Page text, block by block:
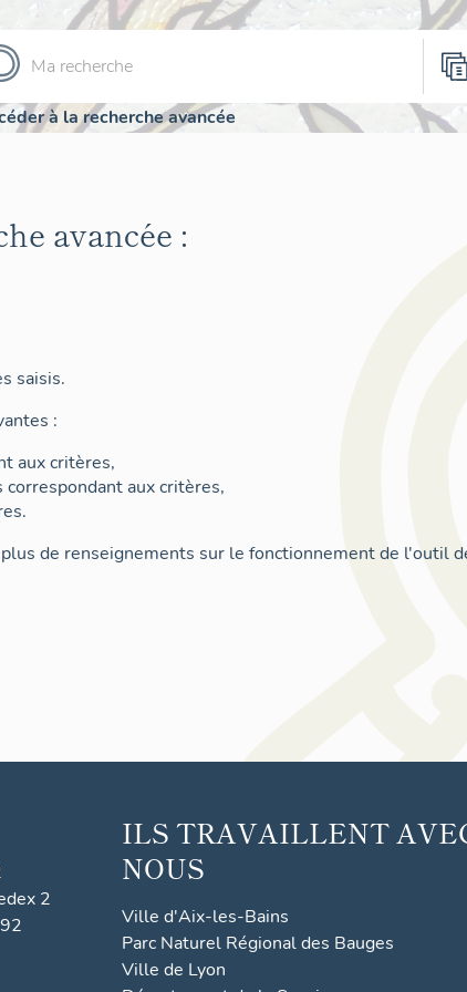
à la recherche avancée
avancée :
saisis.
:
aux critères,
aux critères,
de renseignements sur le fonctionnement de l'outil
2
ILS TRAVAILLENT
NOUS
Ville d'Aix-les-Bains
Parc Naturel Régional des Bauges
Ville de Lyon